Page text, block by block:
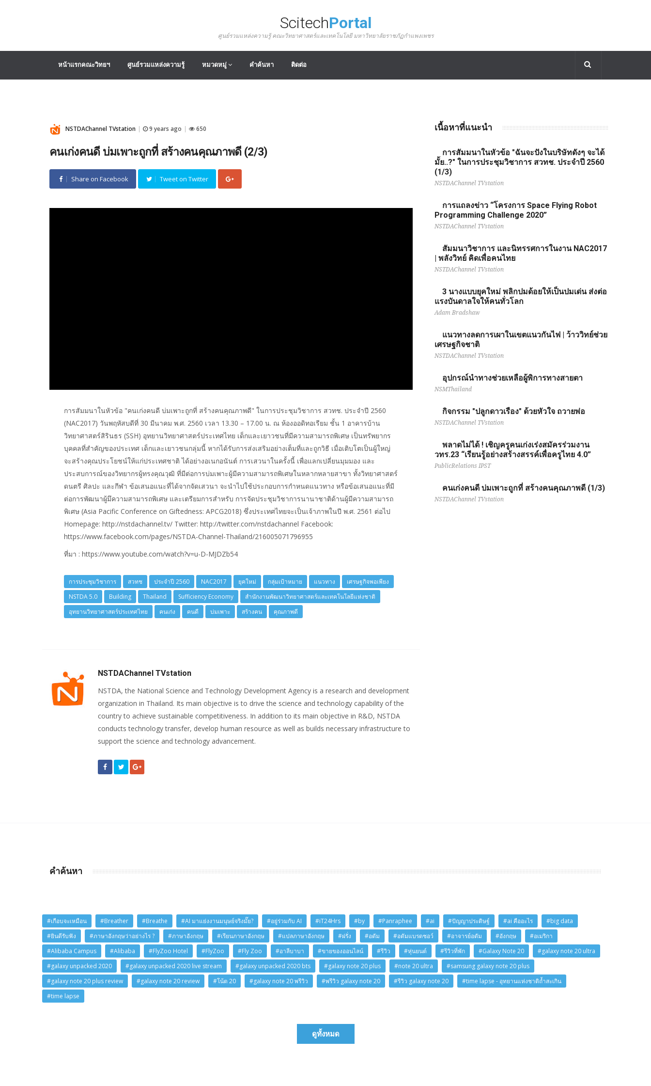
ScitechPortal
ศูนย์รวมแหล่งความรู้ คณะวิทยาศาสตร์และเทคโนโลยี มหาวิทยาลัยราชภัฏกำแพงเพชร
หน้าแรกคณะวิทยฯ ศูนย์รวมแหล่งความรู้ หมวดหมู่ คำค้นหา ติดต่อ
NSTDAChannel TVstation 9 years ago 650
คนเก่งคนดี บ่มเพาะถูกที่ สร้างคนคุณภาพดี (2/3)
Share on Facebook Tweet on Twitter
การสัมมนาในหัวข้อ "คนเก่งคนดี บ่มเพาะถูกที่ สร้างคนคุณภาพดี" ในการประชุมวิชาการ สวทช. ประจำปี 2560
(NAC2017) วันพฤหัสบดีที่ 30 มีนาคม พ.ศ. 2560 เวลา 13.30 – 17.00 น. ณ ห้องออดิทอเรียม ชั้น 1 อาคารบ้าน
วิทยาศาสตร์สิรินธร (SSH) อุทยานวิทยาศาสตร์ประเทศไทย เด็กและเยาวชนที่มีความสามารถพิเศษ เป็นทรัพยากร
บุคคลที่สำคัญของประเทศ เด็กและเยาวชนกลุ่มนี้ หากได้รับการส่งเสริมอย่างเต็มที่และถูกวิธี เมื่อเติบโตเป็นผู้ใหญ่
จะสร้างคุณประโยชน์ให้แก่ประเทศชาติ ได้อย่างอเนกอนันต์ การเสวนาในครั้งนี้ เพื่อแลกเปลี่ยนมุมมอง และ
ประสบการณ์ของวิทยากรผู้ทรงคุณวุฒิ ที่มีต่อการบ่มเพาะผู้มีความสามารถพิเศษในหลากหลายสาขา ทั้งวิทยาศาสตร์
ดนตรี ศิลปะ และกีฬา ข้อเสนอแนะที่ได้จากจัดเสวนา จะนำไปใช้ประกอบการกำหนดแนวทาง หรือข้อเสนอแนะที่มี
ต่อการพัฒนาผู้มึความสามารถพิเศษ และเตรียมการสำหรับ การจัดประชุมวิชาการนานาชาติด้านผู้มีความสามารถ
พิเศษ (Asia Pacific Conference on Giftedness: APCG2018) ซึ่งประเทศไทยจะเป็นเจ้าภาพในปี พ.ศ. 2561 ต่อไป
Homepage: http://nstdachannel.tv/ Twitter: http://twitter.com/nstdachannel Facebook:
https://www.facebook.com/pages/NSTDA-Channel-Thailand/216005071796955
ที่มา : https://www.youtube.com/watch?v=u-D-MJDZb54
การประชุมวิชาการ สวทช ประจำปี 2560 NAC2017 ยุคใหม่ กลุ่มเป้าหมาย แนวทาง
เศรษฐกิจพอเพียง
NSTDA 5.0
Building Thailand Sufficiency Economy
สำนักงานพัฒนาวิทยาศาสตร์และเทคโนโลยีแห่งชาติ
อุทยานวิทยาศาสตร์ประเทศไทย
คนเก่ง คนดี บ่มเพาะ สร้างคน คุณภาพดี
NSTDAChannel TVstation
NSTDA, the National Science and Technology Development Agency is a research and development
organization in Thailand. Its main objective is to drive the science and technology capability of the
country to achieve sustainable competitiveness. In addition to its main objective in R&D, NSTDA
conducts technology transfer, develop human resource as well as builds necessary infrastructure to
support the science and technology advancement.
เนื้อหาที่แนะนำ
การสัมมนาในหัวข้อ "ฉันจะปังในบริษัทดังๆ จะได้
มั้ย..?" ในการประชุมวิชาการ สวทช. ประจำปี 2560
(1/3)
NSTDAChannel TVstation
การแถลงข่าว “โครงการ Space Flying Robot
Programming Challenge 2020”
NSTDAChannel TVstation
สัมมนาวิชาการ และนิทรรศการในงาน NAC2017
| พลังวิทย์ คิดเพื่อคนไทย
NSTDAChannel TVstation
3 นางแบบยุคใหม่ พลิกปมด้อยให้เป็นปมเด่น ส่งต่อ
แรงบันดาลใจให้คนทั่วโลก
Adam Bradshaw
แนวทางลดการเผาในเขตแนวกันไฟ | ว้าววิทย์ช่วย
เศรษฐกิจชาติ
NSTDAChannel TVstation
อุปกรณ์นำทางช่วยเหลือผู้พิการทางสายตา
NSMThailand
กิจกรรม "ปลูกดาวเรือง" ด้วยหัวใจ ถวายพ่อ
NSTDAChannel TVstation
พลาดไม่ได้ ! เชิญครูคนเก่งเร่งสมัครร่วมงาน
วทร.23 “เรียนรู้อย่างสร้างสรรค์เพื่อครูไทย 4.0”
PublicRelations IPST
คนเก่งคนดี บ่มเพาะถูกที่ สร้างคนคุณภาพดี (1/3)
NSTDAChannel TVstation
คำค้นหา
#เกือบจะเหมือน #Breather #Breathe #AI มาแย่งงานมนุษย์จริงมั๊ย? #อยู่ร่วมกับ AI #iT24Hrs #by #Panraphee #ai #ปัญญาประดิษฐ์ #ai คืออะไร
#big data
#ยินดีรับฟัง
#ภาษาอังกฤษว่าอย่างไร ? #ภาษาอังกฤษ #เรียนภาษาอังกฤษ #แปลภาษาอังกฤษ #ฝรั่ง #อดัม #อดัมแบรดชอว์ #อาจารย์อดัม #อังกฤษ
#อเมริกา
#Alibaba Campus
#Alibaba #FlyZoo Hotel #FlyZoo #Fly Zoo #อาลีบาบา #ขายของออนไลน์ #รีวิว #หุ่นยนต์ #รีวิวที่พัก #Galaxy Note 20
#galaxy note 20 ultra
#galaxy unpacked 2020
#galaxy unpacked 2020 live stream #galaxy unpacked 2020 bts #galaxy note 20 plus #note 20 ultra
#samsung galaxy note 20 plus
#galaxy note 20 plus review
#galaxy note 20 review #โน้ต 20 #galaxy note 20 พรีวิว #พรีวิว galaxy note 20 #รีวิว galaxy note 20
#time lapse - อุทยานแห่งชาติถ้ำสะเกิน
#time lapse
ดูทั้งหมด